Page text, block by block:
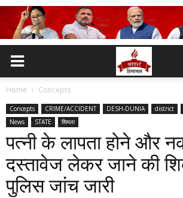
Home Concepts
Concepts CRIME/ACCIDENT DESH-DUNIA district
News
STATE शिमला
पत्नी के लापता होने और
दस्तावेज लेकर जाने की
पुलिस जांच जारी